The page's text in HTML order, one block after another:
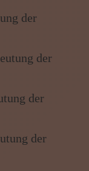
der
der
der
der